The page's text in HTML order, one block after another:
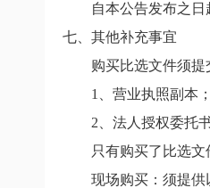
自本公告发布之日
七、其他补充事宜
购买比选文件须提
1、营业执照副本；
2、法人授权委托书
只有购买了比选文
现场购买：须提供以